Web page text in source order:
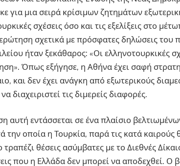
για μια σειρά κρίσιμων ζητημάτων
σχέσεις όσο και τις εξελίξεις στο
σχετικά με πρόσφατες δηλώσεις του
ήταν ξεκάθαρος: «Οι ελληνοτουρκικές
Όπως εξήγησε, η Αθήνα έχει σαφή
και δεν έχει ανάγκη από εξωτερικούς
διαχειριστεί τις διμερείς διαφορές.
αυτή εντάσσεται σε ένα πλαίσιο
την οποία η Τουρκία, παρά τις κατά καιρούς
τραπέζι θέσεις ασύμβατες με το Διεθνές
που η Ελλάδα δεν μπορεί να αποδεχθεί. Ο